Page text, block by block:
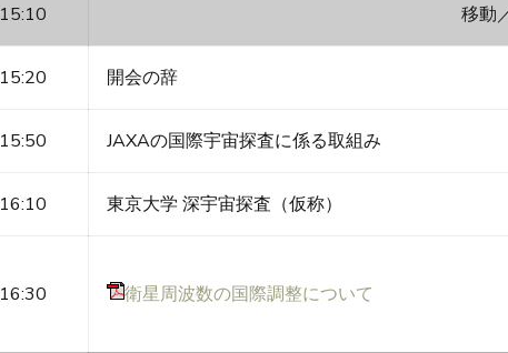
15:10 移動
15:20 開会の辞
15:50 JAXAの国際宇宙探査に係る取組み
16:10 東京大学 深宇宙探査（仮称）
16:30 衛星周波数の国際調整について